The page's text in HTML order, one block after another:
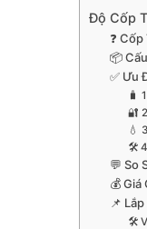
Độ Cốp
❓
📦
✅ Ưu
🧳
🔐
💧
🛠️
💬 So
💰
📌
🛠️